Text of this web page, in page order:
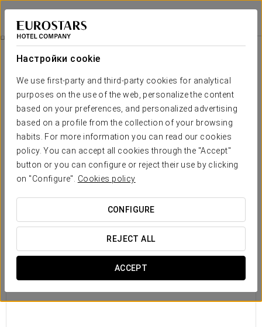
Настройки cookie
We use first-party and third-party cookies for analytical
purposes on the use of the web, personalize the content
based on your preferences, and personalized advertising
based on a profile from the collection of your browsing
habits. For more information you can read our cookies
policy. You can accept all cookies through the "Accept"
button or you can configure or reject their use by clicking
on "Configure". Cookies policy
CONFIGURE
REJECT ALL
ACCEPT
Eurostars Conquistador
КОРДОВА
Питание